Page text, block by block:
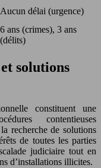
Aucun délai (urgence)
6 ans (crimes), 3 ans
(délits)
solutions
constituent une
contentieuses
recherche de solutions
de toutes les parties
judiciaire tout en
d’installations illicites.